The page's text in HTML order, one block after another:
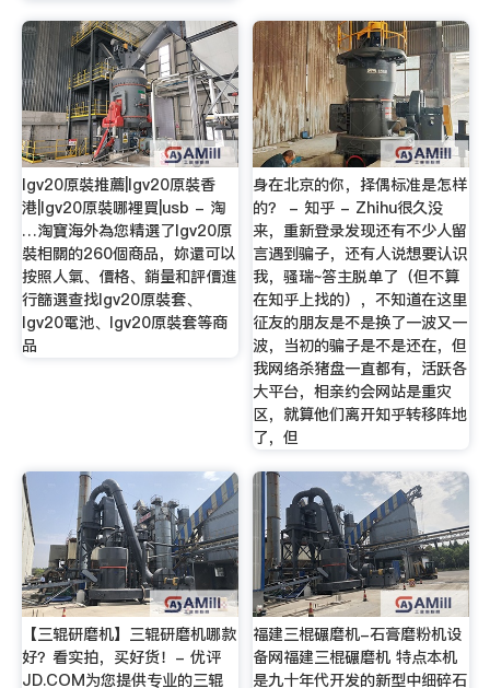
lgv20原裝推薦|lgv20原裝香
港|lgv20原裝哪裡買|usb - 淘
…淘寶海外為您精選了lgv20原
裝相關的260個商品，妳還可以
按照人氣、價格、銷量和評價進
行篩選查找lgv20原裝套、
lgv20電池、lgv20原裝套等商
品
身在北京的你，择偶标准是怎样
的？ - 知乎 - Zhihu很久没
来，重新登录发现还有不少人留
言遇到骗子，还有人说想要认识
我，骚瑞~答主脱单了（但不算
在知乎上找的），不知道在这里
征友的朋友是不是换了一波又一
波，当初的骗子是不是还在，但
我网络杀猪盘一直都有，活跃各
大平台，相亲约会网站是重灾
区，就算他们离开知乎转移阵地
了，但
【三辊研磨机】三辊研磨机哪款
好？看实拍，买好货！- 优评
JD.COM为您提供专业的三辊
福建三棍碾磨机-石膏磨粉机设
备网福建三棍碾磨机 特点本机
是九十年代开发的新型中细碎石